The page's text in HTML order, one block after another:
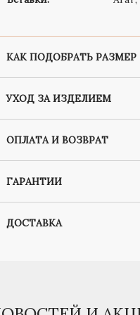
КАК ПОДОБРАТЬ РАЗМЕР
УХОД ЗА ИЗДЕЛИЕМ
ОПЛАТА И ВОЗВРАТ
ГАРАНТИИ
ДОСТАВКА